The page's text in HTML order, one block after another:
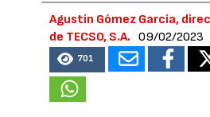
Agustín Gómez García,
de TECSO, S.A.
09/02/2023
701